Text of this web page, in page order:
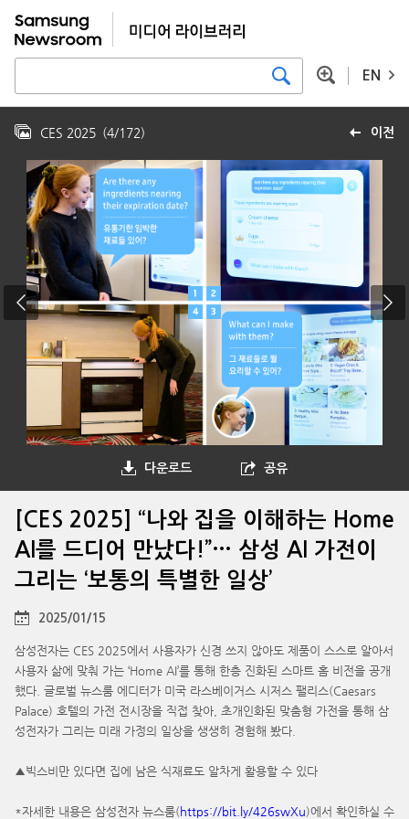
EN
이전
CES 2025 (4/172)
다운로드 공유
[CES 2025] “나와 집을 이해하는 Home
AI를 드디어 만났다!”… 삼성 AI 가전이
그리는 ‘보통의 특별한 일상’
2025/01/15
삼성전자는 CES 2025에서 사용자가 신경 쓰지 않아도 제품이 스스로 알아서
사용자 삶에 맞춰 가는 ‘Home AI’를 통해 한층 진화된 스마트 홈 비전을 공개
했다. 글로벌 뉴스룸 에디터가 미국 라스베이거스 시저스 팰리스(Caesars
Palace) 호텔의 가전 전시장을 직접 찾아, 초개인화된 맞춤형 가전을 통해 삼
성전자가 그리는 미래 가정의 일상을 생생히 경험해 봤다.
▲빅스비만 있다면 집에 남은 식재료도 알차게 활용할 수 있다
*자세한 내용은 삼성전자 뉴스룸(https://bit.ly/426swXu)에서 확인하실 수